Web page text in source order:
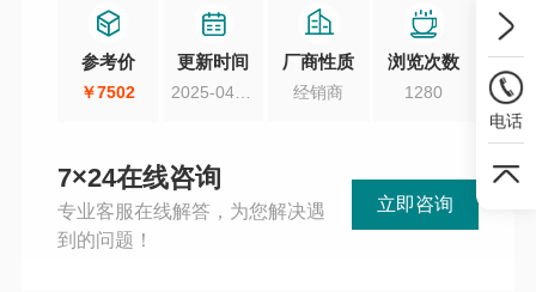
参考价
￥7502
更新时间
2025-04-15
厂商性质
经销商
浏览次数
1280
7×24在线咨询
专业客服在线解答，为您解决遇
到的问题！
立即咨询
电话